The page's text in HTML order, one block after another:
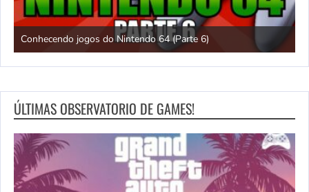
Conhecendo jogos do Nintendo 64 (Parte 6)
ÚLTIMAS OBSERVATORIO DE GAMES!